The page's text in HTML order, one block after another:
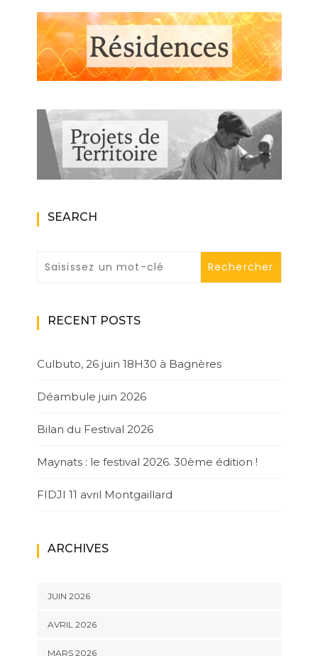
SEARCH
RECENT POSTS
Culbuto, 26 juin 18H30 à Bagnères
Déambule juin 2026
Bilan du Festival 2026
Maynats : le festival 2026. 30ème édition !
FIDJI 11 avril Montgaillard
ARCHIVES
JUIN 2026
AVRIL 2026
MARS 2026